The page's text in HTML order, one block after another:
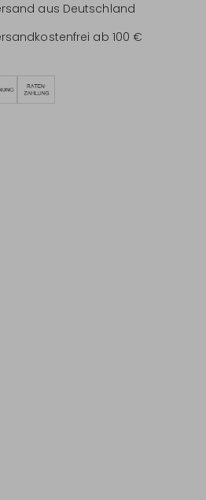
aus Deutschland
ab 100 €